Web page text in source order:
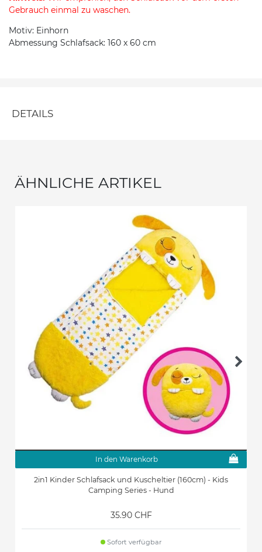
Gebrauch einmal zu waschen.
Motiv: Einhorn
Abmessung Schlafsack: 160 x 60 cm
DETAILS
ÄHNLICHE ARTIKEL
In den Warenkorb
2in1 Kinder Schlafsack und Kuscheltier (160cm) - Kids
Camping Series - Hund
35.90 CHF
Sofort verfügbar